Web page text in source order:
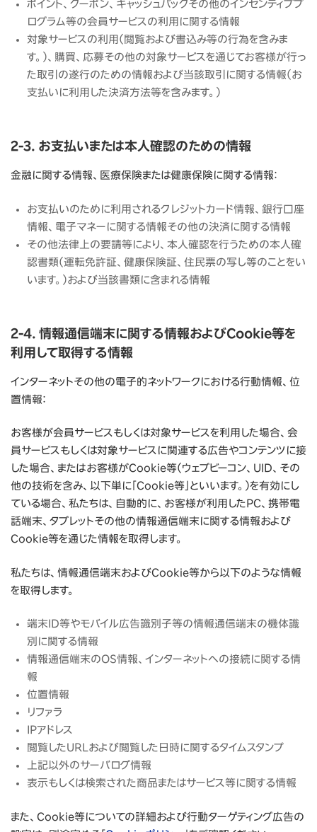
ポイント、クーポン、キャッシュバックその他のインセンティブプ
ログラム等の会員サービスの利用に関する情報
対象サービスの利用（閲覧および書込み等の行為を含みま
す。）、購買、応募その他の対象サービスを通じてお客様が行っ
た取引の遂行のための情報および当該取引に関する情報（お
支払いに利用した決済方法等を含みます。）
2-3. お支払いまたは本人確認のための情報
金融に関する情報、医療保険または健康保険に関する情報：
お支払いのために利用されるクレジットカード情報、銀行口座
情報、電子マネーに関する情報その他の決済に関する情報
その他法律上の要請等により、本人確認を行うための本人確
認書類（運転免許証、健康保険証、住民票の写し等のことをい
います。）および当該書類に含まれる情報
2-4. 情報通信端末に関する情報およびCookie等を
利用して取得する情報
インターネットその他の電子的ネットワークにおける行動情報、位
置情報：
お客様が会員サービスもしくは対象サービスを利用した場合、会
員サービスもしくは対象サービスに関連する広告やコンテンツに接
した場合、またはお客様がCookie等（ウェブビーコン、UID、その
他の技術を含み、以下単に「Cookie等」といいます。）を有効にし
ている場合、私たちは、自動的に、お客様が利用したPC、携帯電
話端末、タブレットその他の情報通信端末に関する情報および
Cookie等を通じた情報を取得します。
私たちは、情報通信端末およびCookie等から以下のような情報
を取得します。
端末ID等やモバイル広告識別子等の情報通信端末の機体識
別に関する情報
情報通信端末のOS情報、インターネットへの接続に関する情
報
位置情報
リファラ
IPアドレス
閲覧したURLおよび閲覧した日時に関するタイムスタンプ
上記以外のサーバログ情報
表示もしくは検索された商品またはサービス等に関する情報
また、Cookie等についての詳細および行動ターゲティング広告の